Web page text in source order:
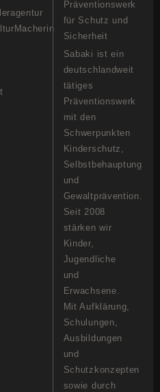
Präventionswerk
für Schutz und
Sicherheit
Sabaki ist ein
deutschlandweit
tätiges
Präventionswerk
mit den
Schwerpunkten
Kinderschutz,
Selbstbehauptung
und
Gewaltprävention.
Seit 2008
stärken wir
Kinder,
Jugendliche
und
Erwachsene.
Mit Aufklärung,
Schulungen,
Ausbildungen
und
Schutzkonzepten
sowie durch